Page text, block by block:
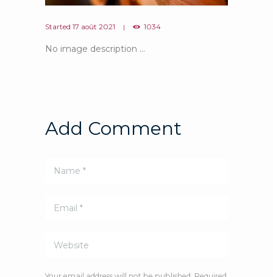
Started 17 août 2021 1034
No image description ...
Add Comment